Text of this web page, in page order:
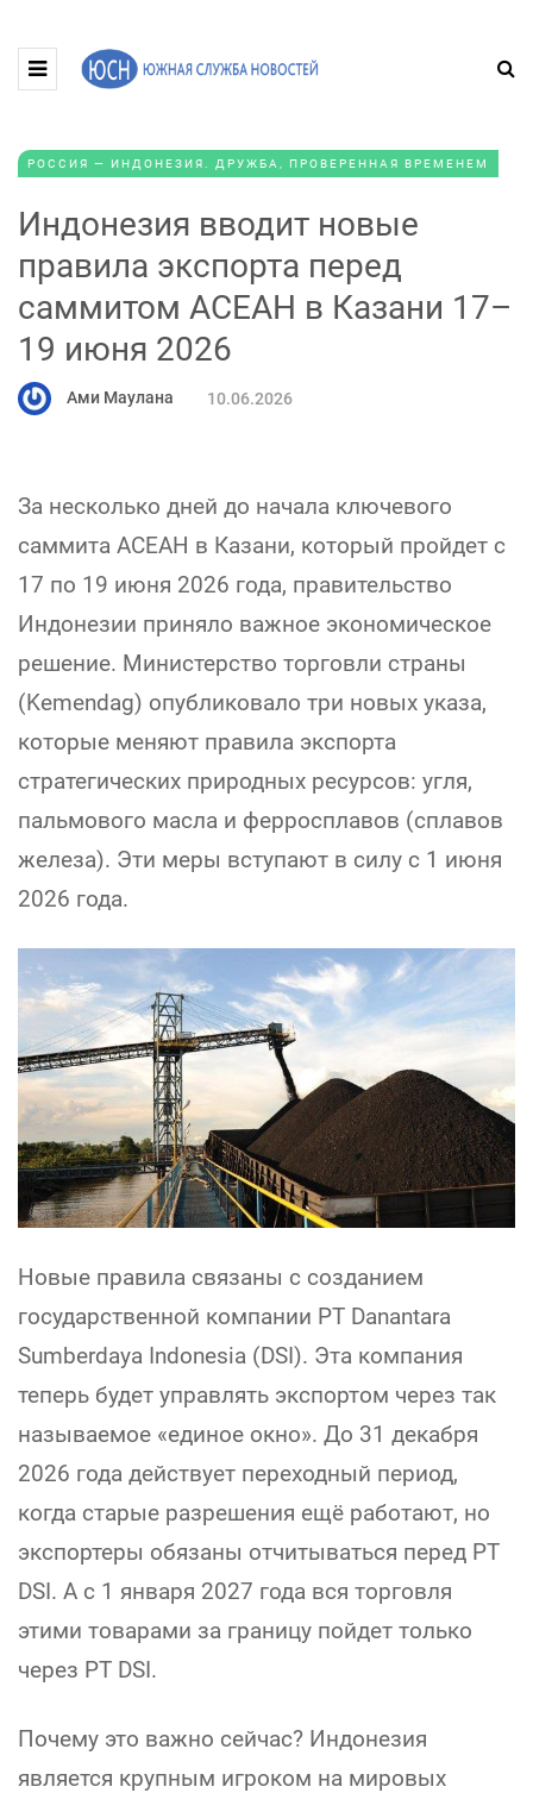
РОССИЯ — ИНДОНЕЗИЯ. ДРУЖБА, ПРОВЕРЕННАЯ ВРЕМЕНЕМ
Индонезия вводит новые
правила экспорта перед
саммитом АСЕАН в Казани 17–
19 июня 2026
Ами Маулана 10.06.2026
За несколько дней до начала ключевого
саммита АСЕАН в Казани, который пройдет с
17 по 19 июня 2026 года, правительство
Индонезии приняло важное экономическое
решение. Министерство торговли страны
(Kemendag) опубликовало три новых указа,
которые меняют правила экспорта
стратегических природных ресурсов: угля,
пальмового масла и ферросплавов (сплавов
железа). Эти меры вступают в силу с 1 июня
2026 года.
Новые правила связаны с созданием
государственной компании PT Danantara
Sumberdaya Indonesia (DSI). Эта компания
теперь будет управлять экспортом через так
называемое «единое окно». До 31 декабря
2026 года действует переходный период,
когда старые разрешения ещё работают, но
экспортеры обязаны отчитываться перед PT
DSI. А с 1 января 2027 года вся торговля
этими товарами за границу пойдет только
через PT DSI.
Почему это важно сейчас? Индонезия
является крупным игроком на мировых